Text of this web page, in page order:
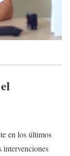
en los últimos
intervenciones